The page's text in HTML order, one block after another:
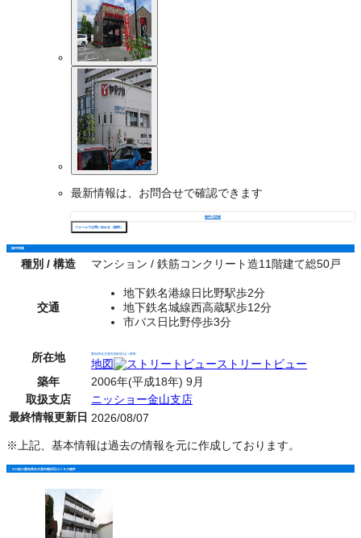
最新情報は、お問合せで確認できます
物件の詳細
フォームでお問い合わせ（無料）
物件情報
種別 / 構造 マンション / 鉄筋コンクリート造11階建て総50戸
交通
地下鉄名港線日比野駅歩2分
地下鉄名城線西高蔵駅歩12分
市バス日比野停歩3分
所在地 愛知県名古屋市熱田区比々野町
地図
ストリートビュー
築年
2006年(平成18年) 9月
取扱支店
ニッショー金山支店
最終情報更新日 2026/08/07
※上記、基本情報は過去の情報を元に作成しております。
その他の愛知県名古屋市熱田区の１Ｒの物件